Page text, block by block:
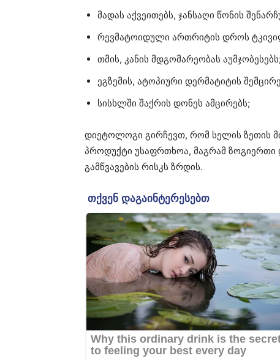
მადას აქვეითებს, ჯანსაღი წონის
რევმატოიდული ართრიტის დროს
თმის, კანის მდგომარეობას აუმჯობესებს;
ეგზემის, ატოპიური დერმატიტის
სისხლში შაქრის დონეს ამცირებს;
დიეტოლოგი გირჩევთ, რომ სელის ზეთის
პროდუქტი უსაფრთხოა, მაგრამ ზოგიერთი
გამწვავების რისკს ზრდის.